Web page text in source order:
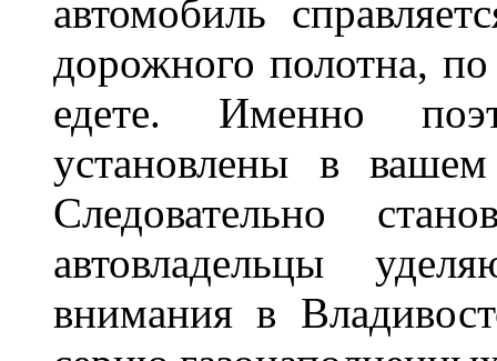
автомобиль
дорожного полотна,
едете. Именно
установлены в
Следовательно
автовладельцы
внимания в